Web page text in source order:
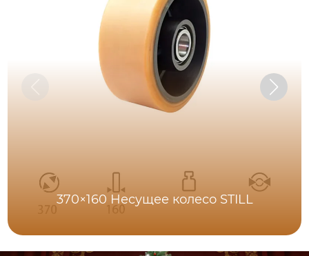
370×160 Несущее колесо STILL